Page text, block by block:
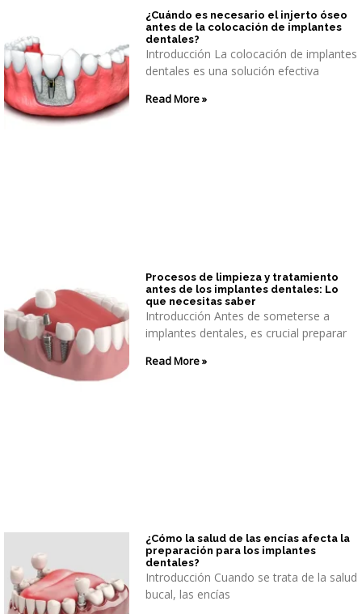
¿Cuándo es necesario el injerto óseo
antes de la colocación de implantes
dentales?
Introducción La colocación de implantes
dentales es una solución efectiva
Read More »
Procesos de limpieza y tratamiento
antes de los implantes dentales: Lo
que necesitas saber
Introducción Antes de someterse a
implantes dentales, es crucial preparar
Read More »
¿Cómo la salud de las encías afecta la
preparación para los implantes
dentales?
Introducción Cuando se trata de la salud
bucal, las encías